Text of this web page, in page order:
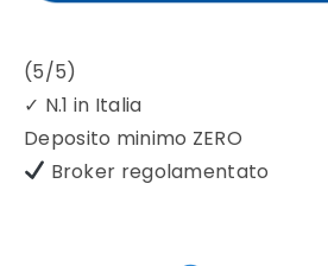
(5/5)
✓ N.1 in Italia
Deposito minimo ZERO
Broker regolamentato